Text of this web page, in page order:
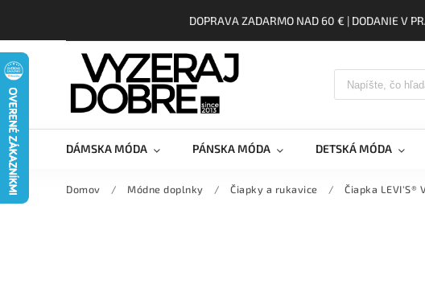
DOPRAVA ZADARMO NAD 60 € | DODANIE V
DÁMSKA MÓDA PÁNSKA MÓDA DETSKÁ MÓDA
Domov / Módne doplnky / Čiapky a rukavice / Čiapka LEVI'S®